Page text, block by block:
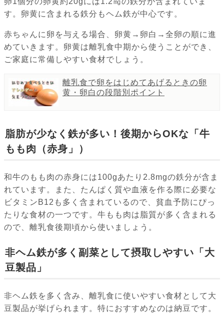
す。卵黄に含まれる鉄分もヘム鉄が中心です。
赤ちゃんに卵を与える場合、卵黄→卵白→全卵の順に進
めていきます。卵黄は離乳食中期から使うことができ、
ご家庭に常備しやすい食材でしょう。
離乳食で卵をはじめてあげるときの卵
黄・卵白の段階別ポイント
脂肪が少なく鉄が多い！後期からOKな「牛
もも肉（赤身」）
和牛のもも肉の赤身には100gあたり2.8mgの鉄分が含ま
れています。また、たんぱく質や血液を作る際に必要な
ビタミンB12も多く含まれているので、貧血予防にぴっ
たりな食材の一つです。牛もも肉は脂質が多く含まれる
ので、離乳食後期頃から使いましょう。
非ヘム鉄が多く副菜として摂取しやすい「大
豆製品」
非ヘム鉄を多く含み、離乳食に使いやすい食材として大
豆製品が挙げられます。特におすすめなのは納豆です。